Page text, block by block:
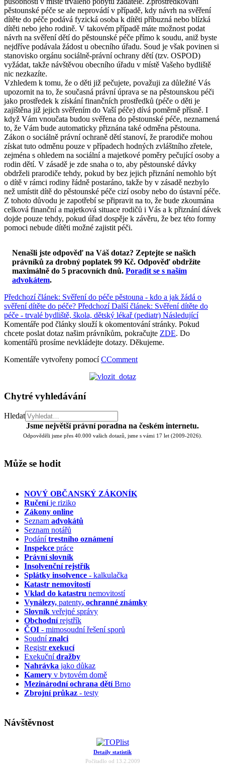
pěstounské péče se ale neprovádí v případě, kdy návrh na svěření
dítěte do péče podává fyzická osoba k dítěti příbuzná nebo blízká
dítěti nebo jeho rodině. V takovém případě máte možnost podat
návrh na svěření dětí do pěstounské péče přímo k soudu, aniž byste
nejdříve podávala žádost u obecního úřadu. Soud je však povinen si
stanovisko orgánu sociálně-právní ochrany dětí (tzv. OSPOD)
vyžádat, takže návštěvou obecního úřadu v místě Vašeho bydliště
nic nezkazíte.
Vzhledem k tomu, že o děti již pečujete, považuji za důležité Vás
upozornit na to, že současná právní úprava se na pěstounskou péči
jako prostředek k získání finančních prostředků (péče o děti je
zajištěna již jejich svěřením do Vaší péče) dívá poměrně přísně. I
když Vám vnoučata budou svěřena do pěstounské péče, neznamená
to, že Vám bude automaticky přiznána také odměna pěstouna.
Zákon o sociálně právní ochraně dětí stanoví, že prarodiče mohou
získat tuto odměnu pouze v případech hodných zvláštního zřetele,
zejména s ohledem na sociální a majetkové poměry pečující osoby a
rodin dětí. V zásadě je zde snaha o to, aby pěstounské dávky
obdrželi prarodiče tehdy, pokud by bez jejich přiznání nemohlo být
o dítě v rámci rodiny řádně postaráno, takže by v zásadě nezbylo
než umístit dítě do pěstounské péče cizí osoby nebo do ústavní péče.
Z tohoto důvodu je zapotřebí se připravit na to, že bude zkoumána
celková finanční a majetková situace rodičů i Vás a k přiznání dávek
dojde pouze tehdy, pokud úřad dospěje k závěru, že bez této formy
pomoci nebude dítěti možné zajistit péči.
Nenašli jste odpověď na Váš dotaz? Zeptejte se našich
právníků za drobný poplatek 99 Kč. Odpověď obdržíte
maximálně do 5 pracovních dnů. Poradit se s naším
advokátem.
Předchozí článek: Svěření do péče pěstouna - kdo a jak žádá o
svěření dítěte do péče? Předchozí Další článek: Svěření dítěte do
péče - trvalé bydliště, škola, dětský lékař (pediatr) Následující
Komentáře pod články slouží k okomentování stránky. Pokud
chcete poslat dotaz našim právníkům, pokračujte ZDE. Do
komentářů prosíme nevkládejte dotazy. Děkujeme.
Komentáře vytvořeny pomocíCComment
Chytré vyhledávání
Hledat
Jsme největší právní poradna na českém internetu.
Odpověděli jsme přes 40.000 vašich dotazů, jsme s vámi 17 let (2009-2026).
Může se hodit
NOVÝ OBČANSKÝ ZÁKONÍK
Ručeníje riziko
Zákony online
Seznam advokátů
Seznam notářů
Podánítrestního oznámení
Inspekce práce
Právní slovník
Insolvenčnírejstřík
Splátky insolvence - kalkulačka
Katastr nemovitostí
Vklad do katastru nemovitostí
Vynálezy, patenty, ochranné známky
Slovník veřejné správy
Obchodnírejstřík
ČOI - mimosoudní řešení sporů
Soudníznalci
Registrexekucí
Exekučnídražby
Nahrávka jako důkaz
Kamery v bytovém domě
Mezinárodní ochrana dětíBrno
Zbrojní průkaz - testy
Návštěvnost
Detaily statistik
Počítadlo od 13.2.2009